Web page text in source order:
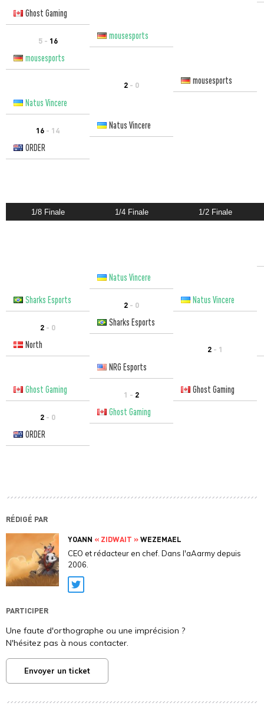
Ghost Gaming
5 - 16
mousesports
mousesports
2 - 0
mousesports
Natus Vincere
16 - 14
Natus Vincere
ORDER
1/8 Finale 1/4 Finale 1/2 Finale
Natus Vincere
Sharks Esports
2 - 0 Natus Vincere
2 - 0
Sharks Esports
North
2 - 1
NRG Esports
Ghost Gaming
1 - 2 Ghost Gaming
2 - 0
Ghost Gaming
ORDER
RÉDIGÉ PAR
YOANN « ZIDWAIT »WEZEMAEL
CEO et rédacteur en chef. Dans l'aAarmy depuis
2006.
Twitter
PARTICIPER
Une faute d'orthographe ou une imprécision ?
N'hésitez pas à nous contacter.
Envoyer un ticket